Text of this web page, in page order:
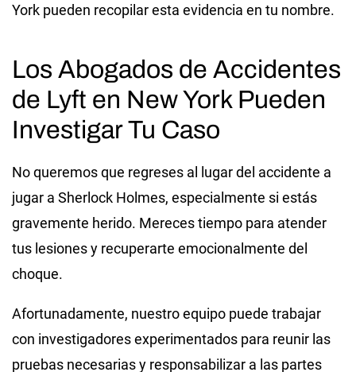
York pueden recopilar esta evidencia en tu nombre.
Los Abogados de Accidentes
de Lyft en New York Pueden
Investigar Tu Caso
No queremos que regreses al lugar del accidente a
jugar a Sherlock Holmes, especialmente si estás
gravemente herido. Mereces tiempo para atender
tus lesiones y recuperarte emocionalmente del
choque.
Afortunadamente, nuestro equipo puede trabajar
con investigadores experimentados para reunir las
pruebas necesarias y responsabilizar a las partes